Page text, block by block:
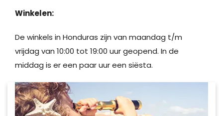
Winkelen:
De winkels in Honduras zijn van maandag t/m
vrijdag van 10:00 tot 19:00 uur geopend. In de
middag is er een paar uur een siësta.